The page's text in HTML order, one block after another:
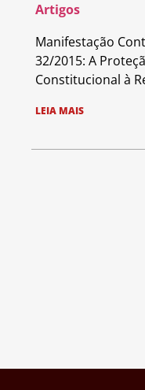
Artigos
Manifestação
32/2015: A
Constitucional à
LEIA MAIS